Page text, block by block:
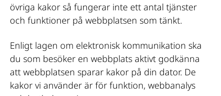
övriga kakor så fungerar inte ett antal tjänster
och funktioner på webbplatsen som tänkt.
Enligt lagen om elektronisk kommunikation ska
du som besöker en webbplats aktivt godkänna
att webbplatsen sparar kakor på din dator. De
kakor vi använder är för funktion, webbanalys